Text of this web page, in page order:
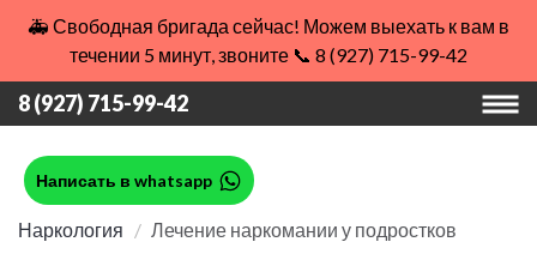
🚑 Свободная бригада сейчас! Можем выехать к вам в
течении 5 минут, звоните 📞 8 (927) 715-99-42
8 (927) 715-99-42
Написать в whatsapp
Наркология Лечение наркомании у подростков